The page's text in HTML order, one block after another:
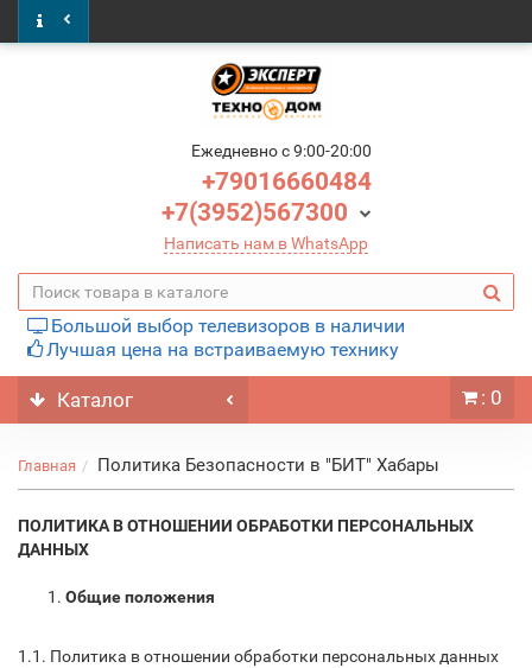
Ежедневно c 9:00-20:00
+79016660484
+7(3952)567300
Написать нам в WhatsApp
Большой выбор телевизоров в наличии
Лучшая цена на встраиваемую технику
Каталог : 0
Главная Политика Безопасности в "БИТ" Хабары
ПОЛИТИКА В ОТНОШЕНИИ ОБРАБОТКИ ПЕРСОНАЛЬНЫХ
ДАННЫХ
Общие положения
1.1. Политика в отношении обработки персональных данных